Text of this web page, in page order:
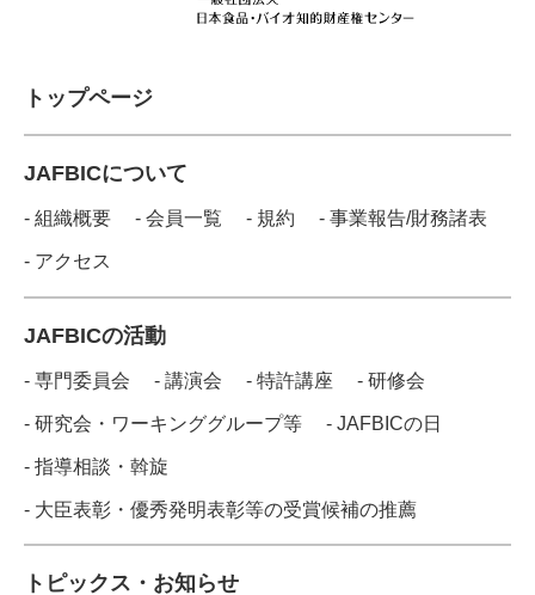
トップページ
JAFBICについて
- 組織概要 - 会員一覧 - 規約 - 事業報告/財務諸表
- アクセス
JAFBICの活動
- 専門委員会 - 講演会 - 特許講座 - 研修会
- 研究会・ワーキンググループ等 - JAFBICの日
- 指導相談・斡旋
- 大臣表彰・優秀発明表彰等の受賞候補の推薦
トピックス・お知らせ